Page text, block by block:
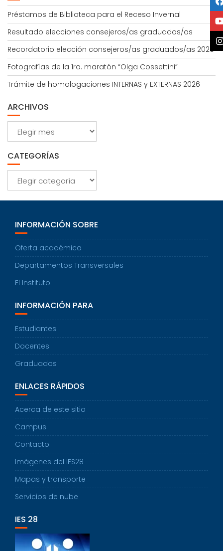
Préstamos de Biblioteca para el Receso Invernal
Resultado elecciones consejeros/as graduados/as
Recordatorio elección consejeros/as graduados/as 2026
Fotografías de la 1ra. maratón “Olga Cossettini”
Trámite de homologaciones INTERNAS y EXTERNAS 2026
ARCHIVOS
Archivos
CATEGORÍAS
Categorías
INFORMACIÓN SOBRE
Oferta académica
Departamentos Transversales
El Instituto
INFORMACIÓN PARA
Estudiantes
Docentes
Graduados
ENLACES RÁPIDOS
Acerca de este sitio
Campus
Contacto
Imágenes del IES28
Mapas y transporte
Servicios de nube
IES 28